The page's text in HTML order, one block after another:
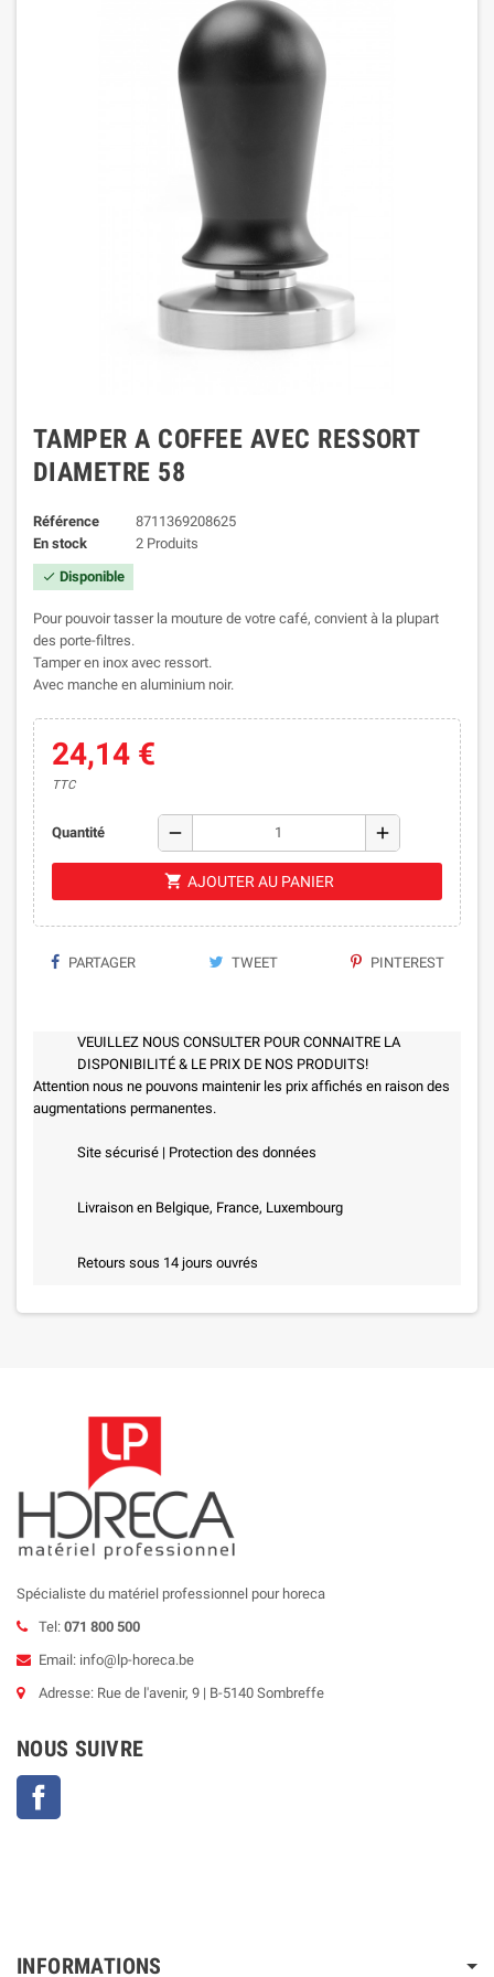
TAMPER A COFFEE AVEC RESSORT
DIAMETRE 58
Référence
8711369208625
En stock
2 Produits
check Disponible
Pour pouvoir tasser la mouture de votre café, convient à la plupart
des porte-filtres.
Tamper en inox avec ressort.
Avec manche en aluminium noir.
24,14 €
TTC
Quantité remove add
shopping_cart AJOUTER AU PANIER
PARTAGER TWEET PINTEREST
VEUILLEZ NOUS CONSULTER POUR CONNAITRE LA
DISPONIBILITÉ & LE PRIX DE NOS PRODUITS!
Attention nous ne pouvons maintenir les prix affichés en raison des
augmentations permanentes.
Site sécurisé | Protection des données
Livraison en Belgique, France, Luxembourg
Retours sous 14 jours ouvrés
Spécialiste du matériel professionnel pour horeca
Tel: 071 800 500
Email: info@lp-horeca.be
Adresse: Rue de l'avenir, 9 | B-5140 Sombreffe
NOUS SUIVRE
INFORMATIONS